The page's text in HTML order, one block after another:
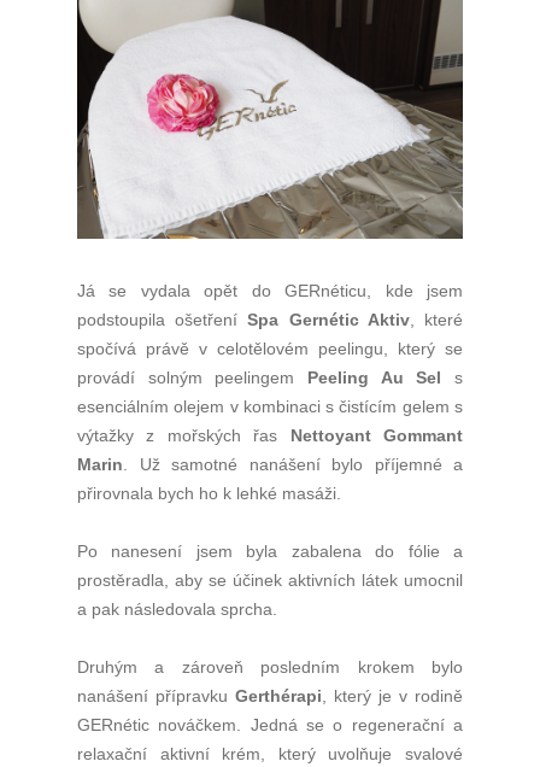
Já se vydala opět do GERnéticu, kde jsem
podstoupila ošetřeníSpa Gernétic Aktiv, které
spočívá právě v celotělovém peelingu, který se
provádí solným peelingem Peeling Au Sel s
esenciálním olejem v kombinaci s čistícím gelem s
výtažky z mořských řas Nettoyant Gommant
Marin. Už samotné nanášení bylo příjemné a
přirovnala bych ho k lehké masáži.
Po nanesení jsem byla zabalena do fólie a
prostěradla, aby se účinek aktivních látek umocnil
a pak následovala sprcha.
Druhým a zároveň posledním krokem bylo
nanášení přípravku Gerthérapi, který je v rodině
GERnétic nováčkem. Jedná se o regenerační a
relaxační aktivní krém, který uvolňuje svalové